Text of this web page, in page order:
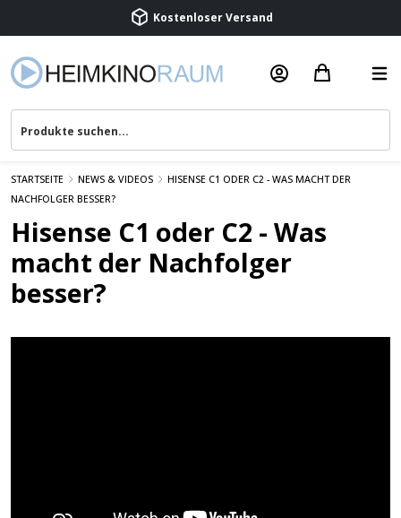
Kostenloser Versand
Beratung & Service
STARTSEITE NEWS & VIDEOS
HISENSE C1 ODER C2 - WAS MACHT DER
NACHFOLGER BESSER?
Hisense C1 oder C2 - Was
macht der Nachfolger
besser?